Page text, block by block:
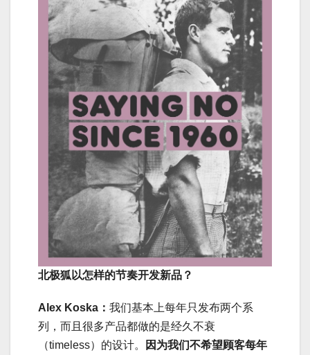
北极狐以怎样的节奏开发新品？
Alex Koska： 我们基本上每年只发布两个系
列，而且很多产品都做的是经久不衰
（timeless）的设计。
因为我们不希望顾客每年